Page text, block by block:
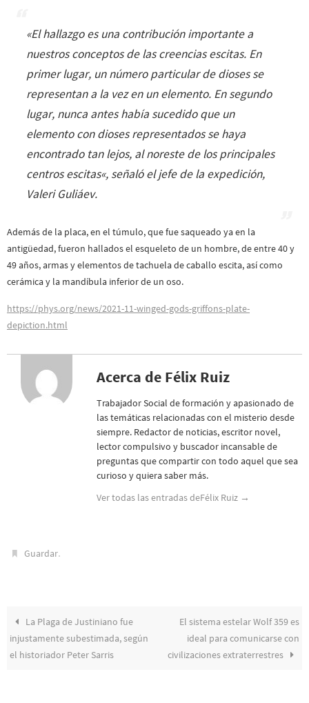
«El hallazgo es una contribución importante a
nuestros conceptos de las creencias escitas. En
primer lugar, un número particular de dioses se
representan a la vez en un elemento. En segundo
lugar, nunca antes había sucedido que un
elemento con dioses representados se haya
encontrado tan lejos, al noreste de los principales
centros escitas«, señaló el jefe de la expedición,
Valeri Guliáev.
Además de la placa, en el túmulo, que fue saqueado ya en la
antigüedad, fueron hallados el esqueleto de un hombre, de entre 40 y
49 años, armas y elementos de tachuela de caballo escita, así como
cerámica y la mandíbula inferior de un oso.
https://phys.org/news/2021-11-winged-gods-griffons-plate-
depiction.html
Acerca de Félix Ruiz
Trabajador Social de formación y apasionado de
las temáticas relacionadas con el misterio desde
siempre. Redactor de noticias, escritor novel,
lector compulsivo y buscador incansable de
preguntas que compartir con todo aquel que sea
curioso y quiera saber más.
Ver todas las entradas deFélix Ruiz →
Guardar.
La Plaga de Justiniano fue
injustamente subestimada, según
el historiador Peter Sarris
El sistema estelar Wolf 359 es
ideal para comunicarse con
civilizaciones extraterrestres